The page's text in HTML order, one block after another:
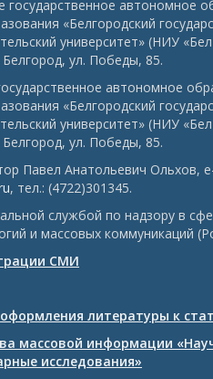
государственное автономное
«Белгородский
университет» (НИУ
ул. Победы, 85.
автономное
«Белгородский
университет» (НИУ
ул. Победы, 85.
Павел Анатольевич Ольхов,
, тел.: (4722)301345.
службой по надзору в
и массовых коммуникаций
СМИ
литературы к
массовой информации
исследования»